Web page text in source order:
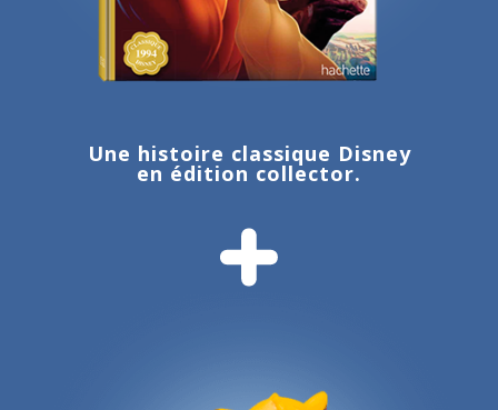
Une histoire classique Disney
en édition collector.